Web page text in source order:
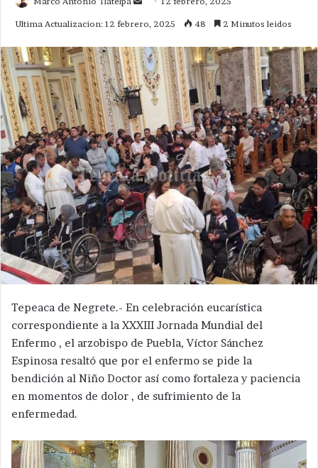
Ultima Actualizacion: 12 febrero, 2025 48 2 Minutos leidos
Tepeaca de Negrete.- En celebración eucarística
correspondiente a la XXXIII Jornada Mundial del
Enfermo , el arzobispo de Puebla, Víctor Sánchez
Espinosa resaltó que por el enfermo se pide la
bendición al Niño Doctor así como fortaleza y paciencia
en momentos de dolor , de sufrimiento de la
enfermedad.